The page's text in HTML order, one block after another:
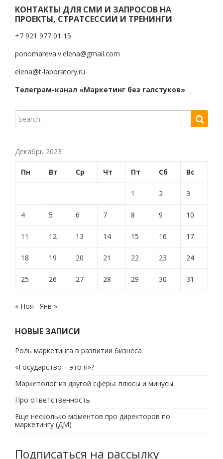
КОНТАКТЫ ДЛЯ СМИ И ЗАПРОСОВ НА
ПРОЕКТЫ, СТРАТСЕССИИ И ТРЕНИНГИ
+7 921 977 01 15
ponomareva.v.elena@gmail.com
elena@t-laboratory.ru
Телеграм-канал «Маркетинг без галстуков»
Декабрь 2023
Пн Вт Ср Чт Пт Сб Вс
1 2 3
4 5 6 7 8 9 10
11 12 13 14 15 16 17
18 19 20 21 22 23 24
25 26 27 28 29 30 31
« Ноя Янв »
НОВЫЕ ЗАПИСИ
Роль маркетинга в развитии бизнеса
«Государство – это я»?
Маркетолог из другой сферы: плюсы и минусы
Про ответственность
Еще несколько моментов про директоров по
маркетингу (ДМ)
Подписаться на рассылку